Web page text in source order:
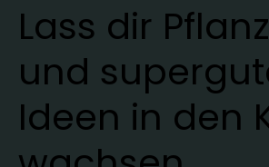
Lass dir
und
Ideen in den